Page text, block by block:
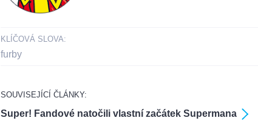
KLÍČOVÁ SLOVA:
furby
SOUVISEJÍCÍ ČLÁNKY:
Super! Fandové natočili vlastní začátek Supermana